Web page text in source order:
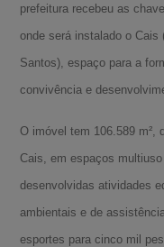
prefeitura recebeu as
onde será instalado o Cais
Santos), espaço para a
convivência e
O imóvel tem 106.589 m²,
Cais, em espaços
desenvolvidas atividades
ambientais e de
esportes para cinco mil